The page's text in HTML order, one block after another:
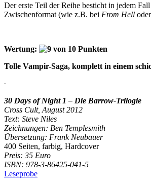
Der erste Teil der Reihe besticht in jedem
Zwischenformat (wie z.B. bei From Hell oder
Wertung:
Tolle Vampir-Saga, komplett in einem
30 Days of Night 1 – Die Barrow-Trilogie
Cross Cult, August 2012
Text: Steve Niles
Zeichnungen: Ben Templesmith
Übersetzung: Frank Neubauer
400 Seiten, farbig, Hardcover
Preis: 35 Euro
ISBN: 978-3-86425-041-5
Leseprobe